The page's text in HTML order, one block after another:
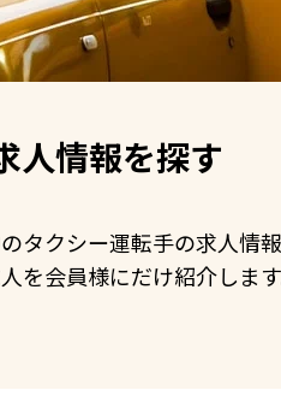
人情報を探す
タクシー運転手の求人情
を会員様にだけ紹介します